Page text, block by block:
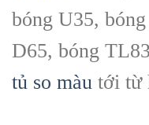
bóng U35,
D65, bóng
tủ so màu tới từ